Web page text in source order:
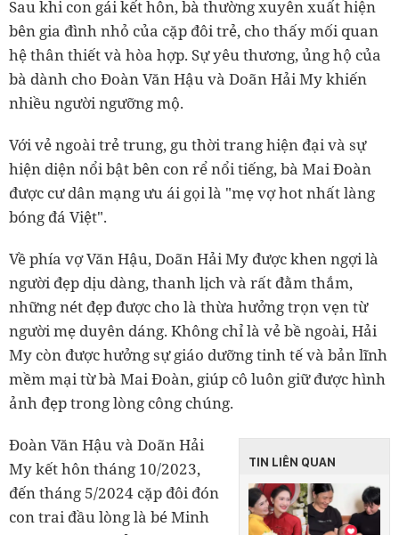
Sau khi con gái kết hôn, bà thường xuyên xuất hiện
bên gia đình nhỏ của cặp đôi trẻ, cho thấy mối quan
hệ thân thiết và hòa hợp. Sự yêu thương, ủng hộ của
bà dành cho Đoàn Văn Hậu và Doãn Hải My khiến
nhiều người ngưỡng mộ.
Với vẻ ngoài trẻ trung, gu thời trang hiện đại và sự
hiện diện nổi bật bên con rể nổi tiếng, bà Mai Đoàn
được cư dân mạng ưu ái gọi là "mẹ vợ hot nhất làng
bóng đá Việt".
Về phía vợ Văn Hậu, Doãn Hải My được khen ngợi là
người đẹp dịu dàng, thanh lịch và rất đằm thắm,
những nét đẹp được cho là thừa hưởng trọn vẹn từ
người mẹ duyên dáng. Không chỉ là vẻ bề ngoài, Hải
My còn được hưởng sự giáo dưỡng tinh tế và bản lĩnh
mềm mại từ bà Mai Đoàn, giúp cô luôn giữ được hình
ảnh đẹp trong lòng công chúng.
TIN LIÊN QUAN
Đoàn Văn Hậu và Doãn Hải
My kết hôn tháng 10/2023,
đến tháng 5/2024 cặp đôi đón
con trai đầu lòng là bé Minh